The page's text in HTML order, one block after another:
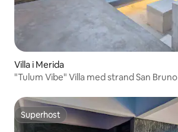
Villa i Merida
"Tulum Vibe" Villa med strand San Bruno
Superhost
Superhost